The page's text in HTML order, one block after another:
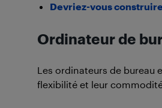
Devriez-vous
Ordinateur de
Les ordinateurs de bureau
flexibilité et leur